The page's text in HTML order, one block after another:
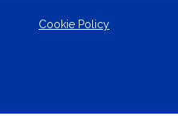
Cookie Policy